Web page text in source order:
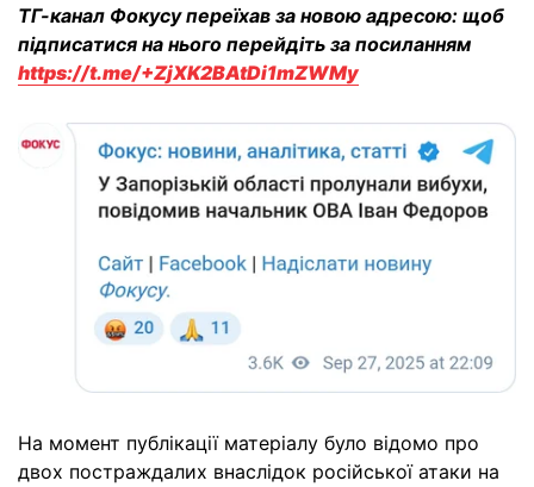
ТГ-канал Фокусу переїхав за новою адресою: щоб
підписатися на нього перейдіть за посиланням
https://t.me/+ZjXK2BAtDi1mZWMy
На момент публікації матеріалу було відомо про
двох постраждалих внаслідок російської атаки на